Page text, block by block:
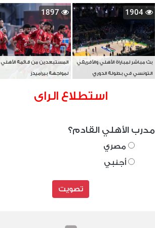
بطل آسيا
1904
بث مباشر لمباراة الأهلي والأفريقي
التونسي في بطولة الدوري
1897
المستبعدين من قائمة الأهلي
لمواجهة بيراميدز
استطلاع الراى
مدرب الأهلي القادم؟
مصري
أجنبي
تصويت